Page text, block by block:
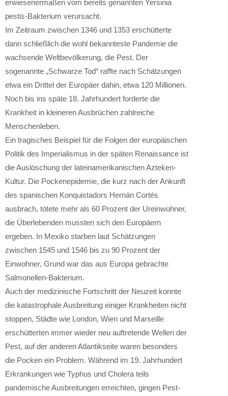
erwiesenermaßen vom bereits genannten Yersinia
pestis-Bakterium verursacht.
Im Zeitraum zwischen 1346 und 1353 erschütterte
dann schließlich die wohl bekannteste Pandemie die
wachsende Weltbevölkerung, die Pest. Der
sogenannte „Schwarze Tod“ raffte nach Schätzungen
etwa ein Drittel der Europäer dahin, etwa 120 Millionen.
Noch bis ins späte 18. Jahrhundert forderte die
Krankheit in kleineren Ausbrüchen zahlreiche
Menschenleben.
Ein tragisches Beispiel für die Folgen der europäischen
Politik des Imperialismus in der späten Renaissance ist
die Auslöschung der lateinamerikanischen Azteken-
Kultur. Die Pockenepidemie, die kurz nach der Ankunft
des spanischen Konquistadors Hernán Cortés
ausbrach, tötete mehr als 60 Prozent der Ureinwohner,
die Überlebenden mussten sich den Europäern
ergeben. In Mexiko starben laut Schätzungen
zwischen 1545 und 1546 bis zu 90 Prozent der
Einwohner, Grund war das aus Europa gebrachte
Salmonellen-Bakterium.
Auch der medizinische Fortschritt der Neuzeit konnte
die katastrophale Ausbreitung einiger Krankheiten nicht
stoppen, Städte wie London, Wien und Marseille
erschütterten immer wieder neu auftretende Wellen der
Pest, auf der anderen Atlantikseite waren besonders
die Pocken ein Problem. Während im 19. Jahrhundert
Erkrankungen wie Typhus und Cholera teils
pandemische Ausbreitungen erreichten, gingen Pest-